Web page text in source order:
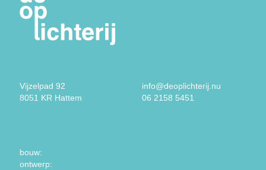
Vijzelpad 92
8051 KR Hattem
info@deoplichterij.nu
06 2158 5451
bouw:
ontwerp: